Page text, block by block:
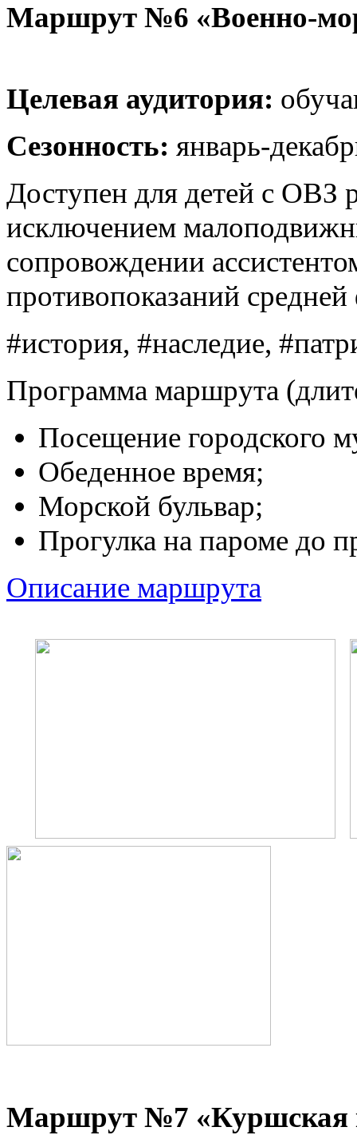
Маршрут №6 «Военно-
Целевая аудитория:
Сезонность: январь-
Доступен для детей с ОВЗ
исключением
сопровождении
противопоказаний
#история, #наследие,
Программа маршрута
Посещение городского
Обеденное время;
Морской бульвар;
Прогулка на пароме до
Описание маршрута
Маршрут №7 «Куршская